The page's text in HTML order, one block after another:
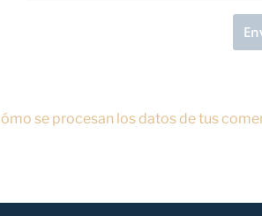
se procesan los datos de tus